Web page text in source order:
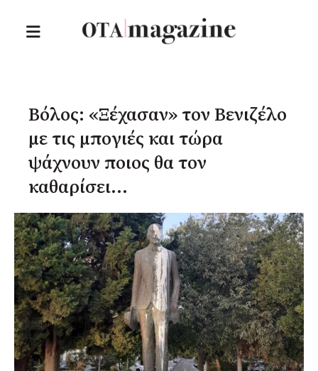
Βόλος: «Ξέχασαν» τον Βενιζέλο
με τις μπογιές και τώρα
ψάχνουν ποιος θα τον
καθαρίσει…